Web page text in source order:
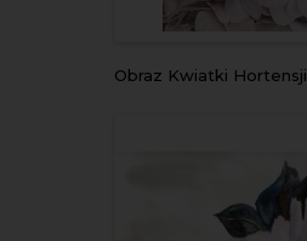
Obraz Kwiatki Hortensji